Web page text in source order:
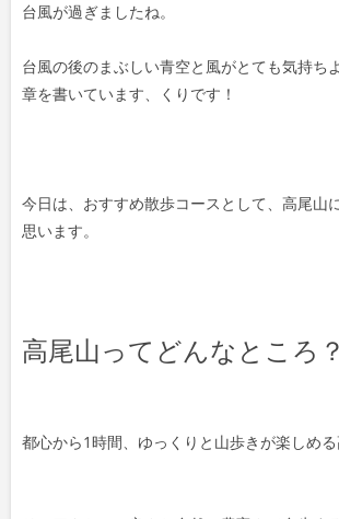
台風が過ぎましたね。
台風の後のまぶしい青空と風がとても気持ち
章を書いています、くりです！
今日は、おすすめ散歩コースとして、高尾山
思います。
高尾山ってどんなところ？
都心から1時間、ゆっくりと山歩きが楽しめる